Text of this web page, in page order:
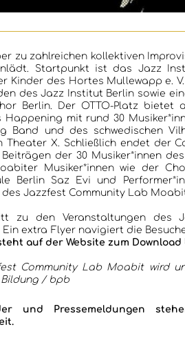
zu zahlreichen kollektiven
Startpunkt ist das Jazz
Kinder des Hortes Mullewapp e.
des Jazz Institut Berlin sowie
Berlin. Der OTTO-Platz
Happening mit rund 30
Band und des schwedischen
Theater X. Schließlich endet der
der 30 Musiker*innen
Musiker*innen wie der
Berlin Saz Evi und
des Jazzfest Community Lab
zu den Veranstaltungen des
Ein extra Flyer navigiert die
auf der Website zum Download
Community Lab Moabit wird
/ bpb
und Pressemeldungen